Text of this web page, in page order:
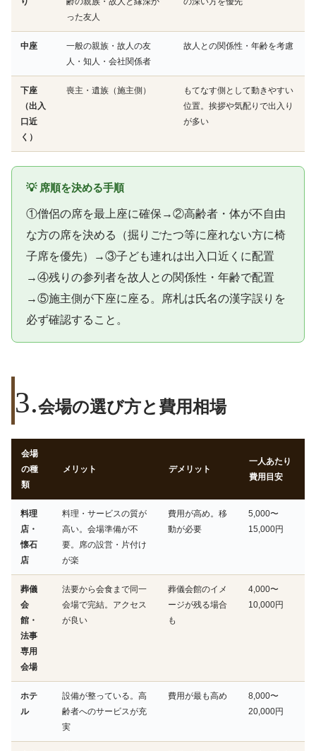
った友人
中座
一般の親族・故人の友
人・知人・会社関係者
故人との関係性・年齢を考慮
下座
（出入
口近
く）
喪主・遺族（施主側）
もてなす側として動きやすい
位置。挨拶や気配りで出入り
が多い
💡 席順を決める手順
①僧侶の席を最上座に確保→②高齢者・体が不自由
な方の席を決める（掘りごたつ等に座れない方に椅
子席を優先）→③子ども連れは出入口近くに配置
→④残りの参列者を故人との関係性・年齢で配置
→⑤施主側が下座に座る。席札は氏名の漢字誤りを
必ず確認すること。
会場の選び方と費用相場
会場
の種
類
メリット デメリット
一人あたり
費用目安
料理
店・
懐石
店
料理・サービスの質が
高い。会場準備が不
要。席の設営・片付け
が楽
費用が高め。移
動が必要
5,000〜
15,000円
葬儀
会
館・
法事
専用
会場
法要から会食まで同一
会場で完結。アクセス
が良い
葬儀会館のイメ
ージが残る場合
も
4,000〜
10,000円
ホテ
ル
設備が整っている。高
齢者へのサービスが充
実
費用が最も高め
8,000〜
20,000円